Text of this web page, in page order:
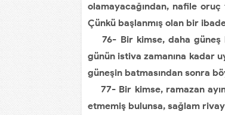
olamayacağından, nafile
Çünkü başlanmış olan bir
76- Bir kimse, daha güneş
günün istiva zamanına kadar
güneşin batmasından sonra
77- Bir kimse, ramazan
etmemiş bulunsa, sağlam